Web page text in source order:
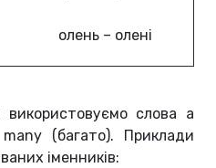
олень – олені
використовуємо слова a
(багато). Приклади
іменників: